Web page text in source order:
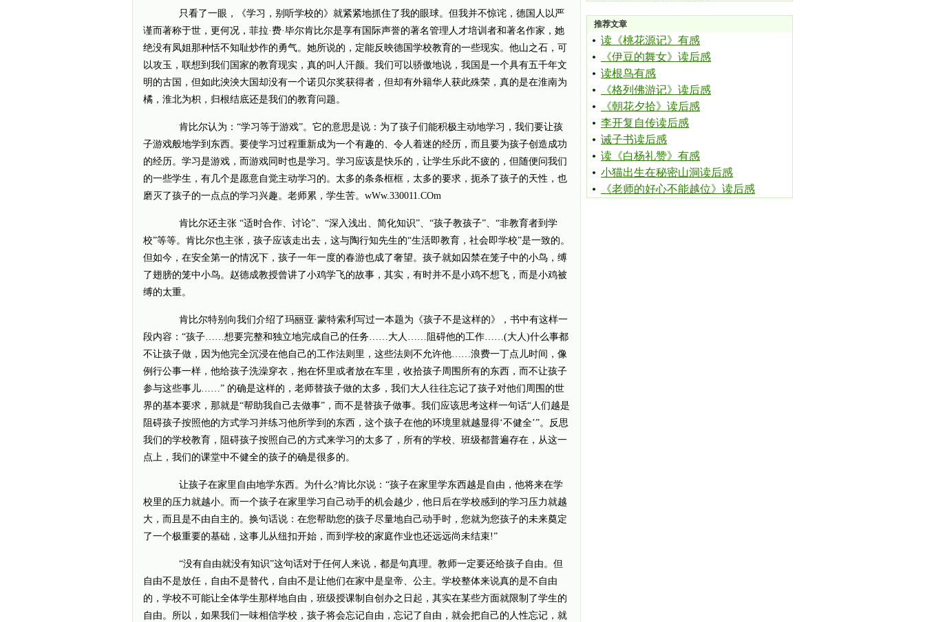
只看了一眼，《学习，别听学校的》就紧紧地抓住了我的眼球。但我并不惊诧，德国人以严
谨而著称于世，更何况，菲拉·费·毕尔肯比尔是享有国际声誉的著名管理人才培训者和著名作家，她
绝没有凤姐那种恬不知耻炒作的勇气。她所说的，定能反映德国学校教育的一些现实。他山之石，可
以攻玉，联想到我们国家的教育现实，真的叫人汗颜。我们可以骄傲地说，我国是一个具有五千年文
明的古国，但如此泱泱大国却没有一个诺贝尔奖获得者，但却有外籍华人获此殊荣，真的是在淮南为
橘，淮北为枳，归根结底还是我们的教育问题。
肯比尔认为：“学习等于游戏”。它的意思是说：为了孩子们能积极主动地学习，我们要让孩
子游戏般地学到东西。要使学习过程重新成为一个有趣的、令人着迷的经历，而且要为孩子创造成功
的经历。学习是游戏，而游戏同时也是学习。学习应该是快乐的，让学生乐此不疲的，但随便问我们
的一些学生，有几个是愿意自觉主动学习的。太多的条条框框，太多的要求，扼杀了孩子的天性，也
磨灭了孩子的一点点的学习兴趣。老师累，学生苦。wWw.330011.COm
肯比尔还主张 “适时合作、讨论”、“深入浅出、简化知识”、“孩子教孩子”、“非教育者到学
校”等等。肯比尔也主张，孩子应该走出去，这与陶行知先生的“生活即教育，社会即学校”是一致的。
但如今，在安全第一的情况下，孩子一年一度的春游也成了奢望。孩子就如囚禁在笼子中的小鸟，缚
了翅膀的笼中小鸟。赵德成教授曾讲了小鸡学飞的故事，其实，有时并不是小鸡不想飞，而是小鸡被
缚的太重。
肯比尔特别向我们介绍了玛丽亚·蒙特索利写过一本题为《孩子不是这样的》，书中有这样一
段内容：“孩子……想要完整和独立地完成自己的任务……大人……阻碍他的工作……(大人)什么事都
不让孩子做，因为他完全沉浸在他自己的工作法则里，这些法则不允许他……浪费一丁点儿时间，像
例行公事一样，他给孩子洗澡穿衣，抱在怀里或者放在车里，收拾孩子周围所有的东西，而不让孩子
参与这些事儿……” 的确是这样的，老师替孩子做的太多，我们大人往往忘记了孩子对他们周围的世
界的基本要求，那就是“帮助我自己去做事”，而不是替孩子做事。我们应该思考这样一句话“人们越是
阻碍孩子按照他的方式学习并练习他所学到的东西，这个孩子在他的环境里就越显得‘不健全’”。反思
我们的学校教育，阻碍孩子按照自己的方式来学习的太多了，所有的学校、班级都普遍存在，从这一
点上，我们的课堂中不健全的孩子的确是很多的。
让孩子在家里自由地学东西。为什么?肯比尔说：“孩子在家里学东西越是自由，他将来在学
校里的压力就越小。而一个孩子在家里学习自己动手的机会越少，他日后在学校感到的学习压力就越
大，而且是不由自主的。换句话说：在您帮助您的孩子尽量地自己动手时，您就为您孩子的未来奠定
了一个极重要的基础，这事儿从纽扣开始，而到学校的家庭作业也还远远尚未结束!”
“没有自由就没有知识”这句话对于任何人来说，都是句真理。教师一定要还给孩子自由。但
自由不是放任，自由不是替代，自由不是让他们在家中是皇帝、公主。学校整体来说真的是不自由
的，学校不可能让全体学生那样地自由，班级授课制自创办之日起，其实在某些方面就限制了学生的
自由。所以，如果我们一味相信学校，孩子将会忘记自由，忘记了自由，就会把自己的人性忘记，就
推荐文章
读《桃花源记》有感
《伊豆的舞女》读后感
读根鸟有感
《格列佛游记》读后感
《朝花夕拾》读后感
李开复自传读后感
诫子书读后感
读《白杨礼赞》有感
小猫出生在秘密山洞读后感
《老师的好心不能越位》读后感